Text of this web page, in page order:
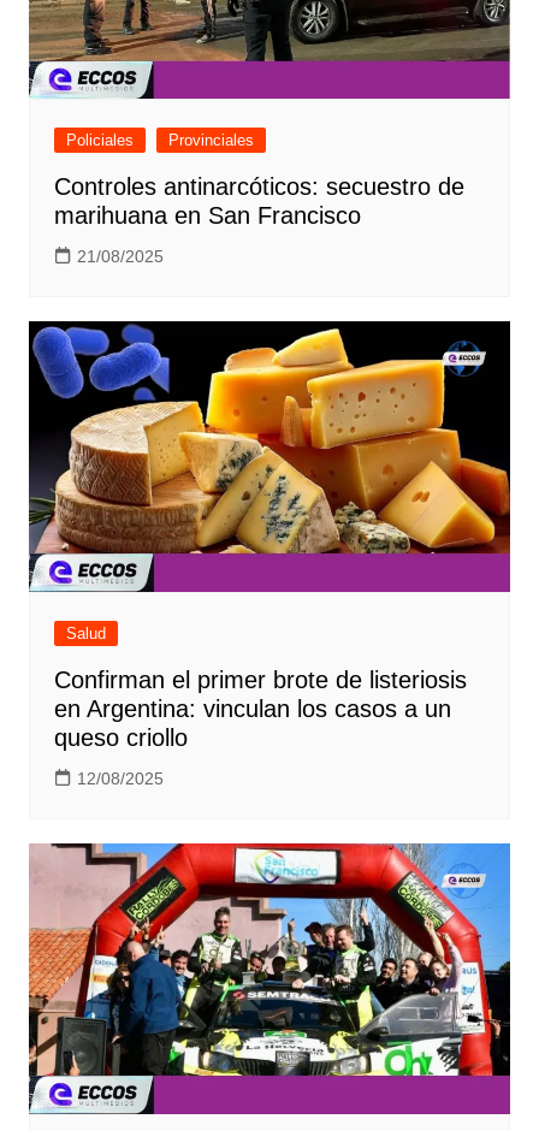
Policiales Provinciales
Controles antinarcóticos: secuestro de
marihuana en San Francisco
21/08/2025
Salud
Confirman el primer brote de listeriosis
en Argentina: vinculan los casos a un
queso criollo
12/08/2025